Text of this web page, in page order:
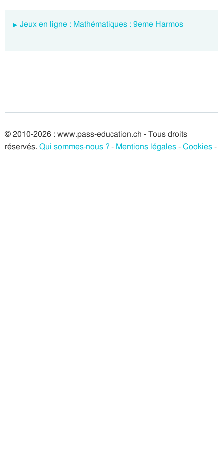
Jeux en ligne : Mathématiques : 9eme Harmos
© 2010-2026 : www.pass-education.ch - Tous droits
réservés. Qui sommes-nous ? - Mentions légales-Cookies-